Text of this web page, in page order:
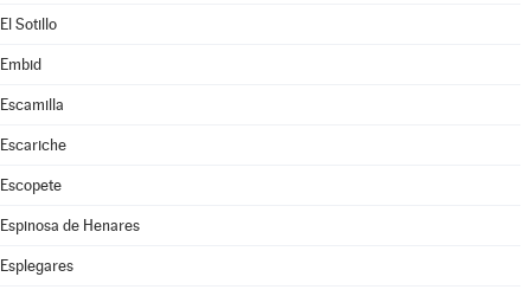
El Sotillo
Embid
Escamilla
Escariche
Escopete
Espinosa de Henares
Esplegares